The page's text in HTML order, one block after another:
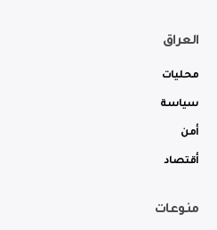
العراق
محليات
سياسة
أمن
أقتصاد
منوعات